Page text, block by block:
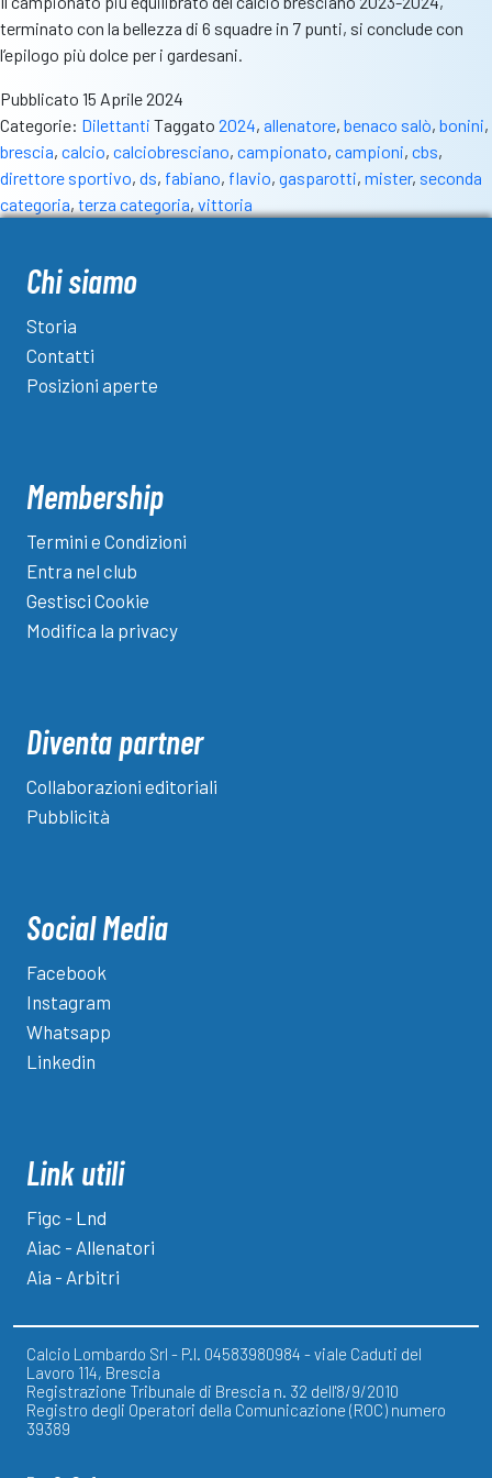
terminato con la bellezza di 6 squadre in 7 punti, si conclude con
l’epilogo più dolce per i gardesani.
Pubblicato 15 Aprile 2024
Categorie: Dilettanti Taggato 2024, allenatore, benaco salò, bonini,
brescia, calcio, calciobresciano, campionato, campioni, cbs,
direttore sportivo, ds, fabiano, flavio, gasparotti, mister, seconda
categoria, terza categoria, vittoria
Chi siamo
Storia
Contatti
Posizioni aperte
Membership
Termini e Condizioni
Entra nel club
Gestisci Cookie
Modifica la privacy
Diventa partner
Collaborazioni editoriali
Pubblicità
Social Media
Facebook
Instagram
Whatsapp
Linkedin
Link utili
Figc - Lnd
Aiac - Allenatori
Aia - Arbitri
Calcio Lombardo Srl - P.I. 04583980984 - viale Caduti del
Lavoro 114, Brescia
Registrazione Tribunale di Brescia n. 32 dell'8/9/2010
Registro degli Operatori della Comunicazione (ROC) numero
39389